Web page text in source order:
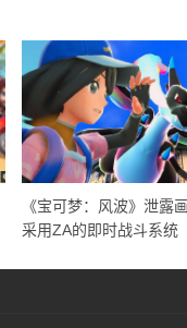
《宝可梦：风波》泄露
采用ZA的即时战斗系统